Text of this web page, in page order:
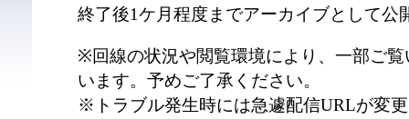
終了後1ケ月程度までアーカイブとして公
※回線の状況や閲覧環境により、一部ご
います。予めご了承ください。
※トラブル発生時には急遽配信URLが変